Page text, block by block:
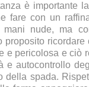
è importante
fare con un
nude, ma
pericolosa e
autocontrollo
spada.